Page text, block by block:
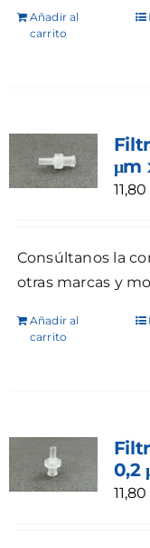
Añadir al
carrito
μm
11,80
Consúltanos la
otras marcas y
Añadir al
carrito
0,2
11,80